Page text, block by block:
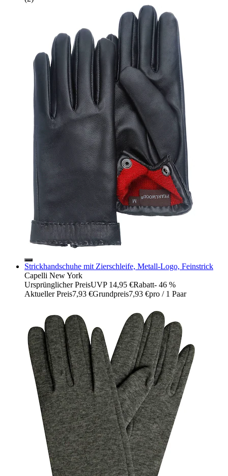
Strickhandschuhe mit Zierschleife, Metall-Logo, Feinstrick
Capelli New York
Ursprünglicher PreisUVP 14,95 €Rabatt- 46 %
Aktueller Preis7,93 €Grundpreis7,93 €pro / 1 Paar